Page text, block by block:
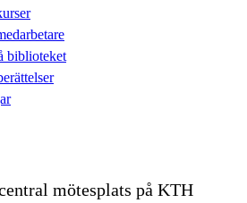
biblioteket
mötesplats på KTH